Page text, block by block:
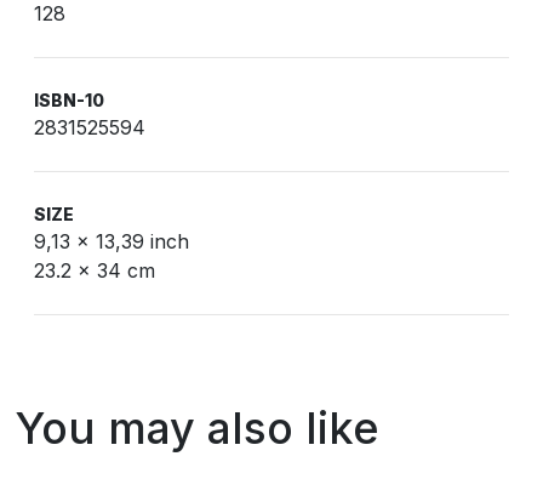
128
ISBN-10
2831525594
SIZE
9,13 x 13,39 inch
23.2 x 34 cm
You may also like